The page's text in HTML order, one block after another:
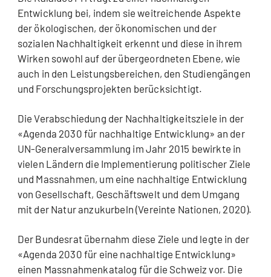
Entwicklung bei, indem sie weitreichende Aspekte
der ökologischen, der ökonomischen und der
sozialen Nachhaltigkeit erkennt und diese in ihrem
Wirken sowohl auf der übergeordneten Ebene, wie
auch in den Leistungsbereichen, den Studiengängen
und Forschungsprojekten berücksichtigt.
Die Verabschiedung der Nachhaltigkeitsziele in der
«Agenda 2030 für nachhaltige Entwicklung» an der
UN-Generalversammlung im Jahr 2015 bewirkte in
vielen Ländern die Implementierung politischer Ziele
und Massnahmen, um eine nachhaltige Entwicklung
von Gesellschaft, Geschäftswelt und dem Umgang
mit der Natur anzukurbeln (Vereinte Nationen, 2020).
Der Bundesrat übernahm diese Ziele und legte in der
«Agenda 2030 für eine nachhaltige Entwicklung»
einen Massnahmenkatalog für die Schweiz vor. Die